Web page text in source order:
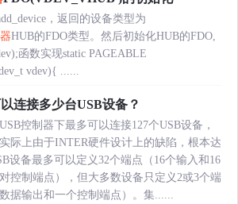
，返回的设备类型为
HUB的FDO类型。然后初始化HUB的FDO,
函数实现static PAGEABLE
vdev){ ......
连接多少台USB设备？
控制器下最多可以连接127个USB设备，
际上由于INTER硬件设计上的缺陷，根本达
设备最多可以定义32个端点（16个输入和16
控制端点），但大多数设备只定义2或3个端
据输出和一个控制端点）。集......